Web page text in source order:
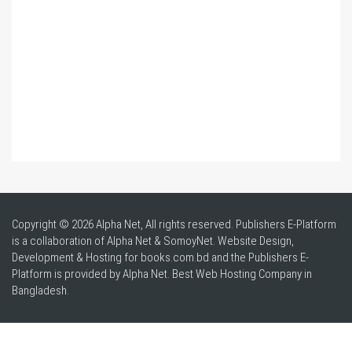
Copyright © 2026 Alpha Net, All rights reserved. Publishers E-Platform
is a collaboration of Alpha Net & SomoyNet. Website Design,
Development & Hosting for books.com.bd and the Publishers E-
Platform is provided by Alpha Net. BestWeb Hosting Company in
Bangladesh.